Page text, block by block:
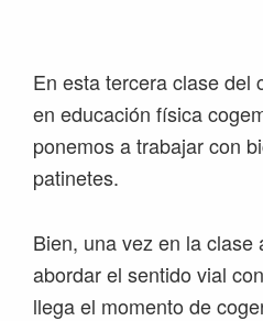
navegación
principal
contenido
principal
barra
lateral
principal
página
En esta tercera clase del
en educación física
ponemos a trabajar con
patinetes.
Bien, una vez en la clase
abordar el sentido vial
llega el momento de